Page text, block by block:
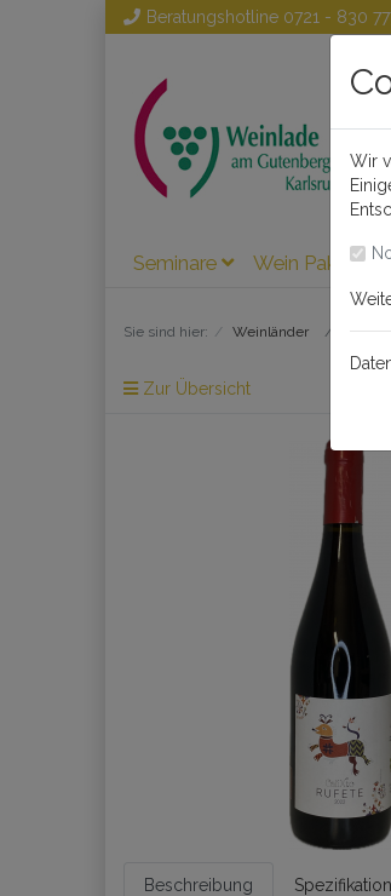
Beratungshotline 0721 - 830
Seminare Wein Pakete
Sie sind hier: Weinländer
Zur Übersicht
Beschreibung Spezifikation
Wir